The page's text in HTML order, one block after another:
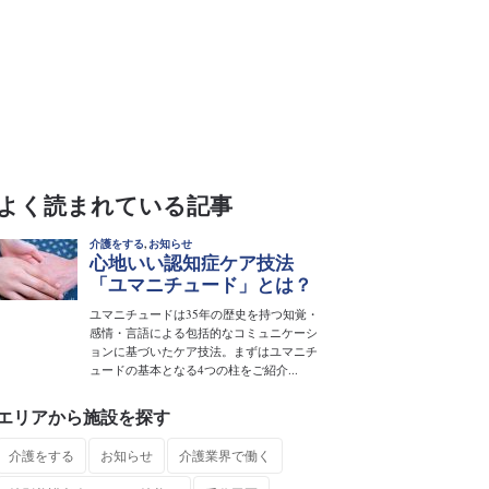
く読まれている記事
リアから施設を探す
介護をする お知らせ 介護業界で働く